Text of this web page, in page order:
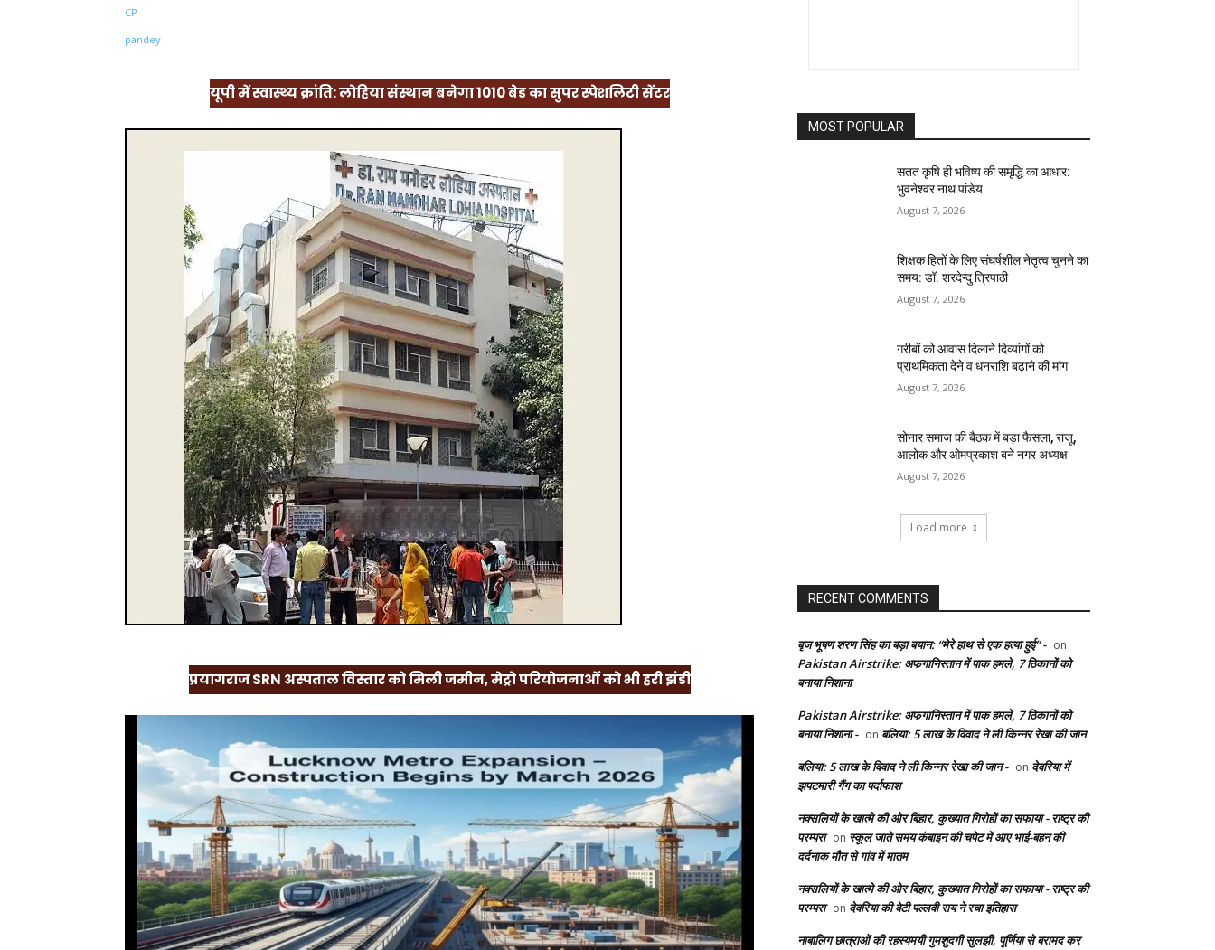
यूपी में स्वास्थ्य क्रांति: लोहिया संस्थान बनेगा 1010 बेड का सुपर स्पेशलिटी सेंटर
प्रयागराज SRN अस्पताल विस्तार को मिली जमीन, मेट्रो परियोजनाओं को भी हरी झंडी
MOST POPULAR
सतत कृषि ही भविष्य की समृद्धि का आधार:
भुवनेश्वर नाथ पांडेय
August 7, 2026
शिक्षक हितों के लिए संघर्षशील नेतृत्व चुनने का
समय: डॉ. शरदेन्दु त्रिपाठी
August 7, 2026
गरीबों को आवास दिलाने दिव्यांगों को
प्राथमिकता देने व धनराशि बढ़ाने की मांग
August 7, 2026
सोनार समाज की बैठक में बड़ा फैसला, राजू,
आलोक और ओमप्रकाश बने नगर अध्यक्ष
August 7, 2026
Load more
RECENT COMMENTS
बृज भूषण शरण सिंह का बड़ा बयान: “मेरे हाथ से एक हत्या हुई” - on
Pakistan Airstrike: अफगानिस्तान में पाक हमले, 7 ठिकानों को
बनाया निशाना
Pakistan Airstrike: अफगानिस्तान में पाक हमले, 7 ठिकानों को
बनाया निशाना - on बलिया: 5 लाख के विवाद ने ली किन्नर रेखा की जान
बलिया: 5 लाख के विवाद ने ली किन्नर रेखा की जान - on देवरिया में
झपटमारी गैंग का पर्दाफाश
नक्सलियों के खात्मे की ओर बिहार, कुख्यात गिरोहों का सफाया - राष्ट्र की
परम्परा on स्कूल जाते समय कंबाइन की चपेट में आए भाई-बहन की
दर्दनाक मौत से गांव में मातम
नक्सलियों के खात्मे की ओर बिहार, कुख्यात गिरोहों का सफाया - राष्ट्र की
परम्परा on देवरिया की बेटी पल्लवी राय ने रचा इतिहास
नाबालिग छात्राओं की रहस्यमयी गुमशुदगी सुलझी, पूर्णिया से बरामद कर